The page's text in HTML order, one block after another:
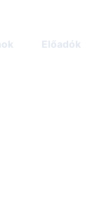
Előadók